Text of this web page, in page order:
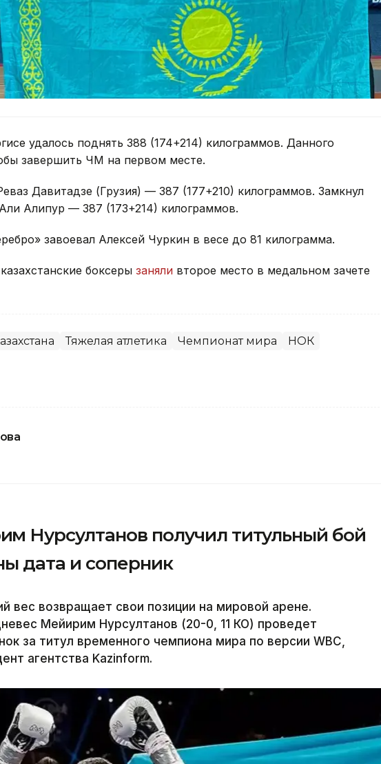
удалось поднять 388 (174+214) килограммов. Данного
завершить ЧМ на первом месте.
Давитадзе (Грузия) — 387 (177+210) килограммов. Замкнул
Алипур — 387 (173+214) килограммов.
завоевал Алексей Чуркин в весе до 81 килограмма.
боксеры заняли второе место в медальном зачете
Тяжелая атлетика Чемпионат мира НОК
Нурсултанов получил титульный бой
дата и соперник
вес возвращает свои позиции на мировой арене.
Мейирим Нурсултанов (20-0, 11 КО) проведет
за титул временного чемпиона мира по версии WBC,
агентства Kazinform.